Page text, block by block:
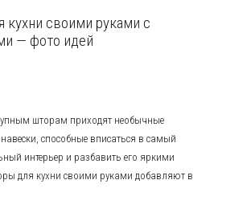
своими руками с
— фото идей
шторам приходят необычные
способные вписаться в самый
интерьер и разбавить его яркими
для кухни своими руками добавляют в